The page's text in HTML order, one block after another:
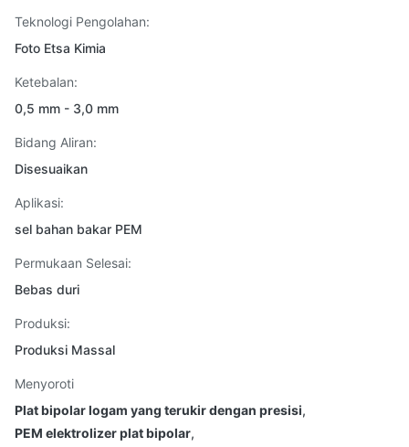
Teknologi Pengolahan:
Foto Etsa Kimia
Ketebalan:
0,5 mm - 3,0 mm
Bidang Aliran:
Disesuaikan
Aplikasi:
sel bahan bakar PEM
Permukaan Selesai:
Bebas duri
Produksi:
Produksi Massal
Menyoroti
Plat bipolar logam yang terukir dengan presisi,
PEM elektrolizer plat bipolar,